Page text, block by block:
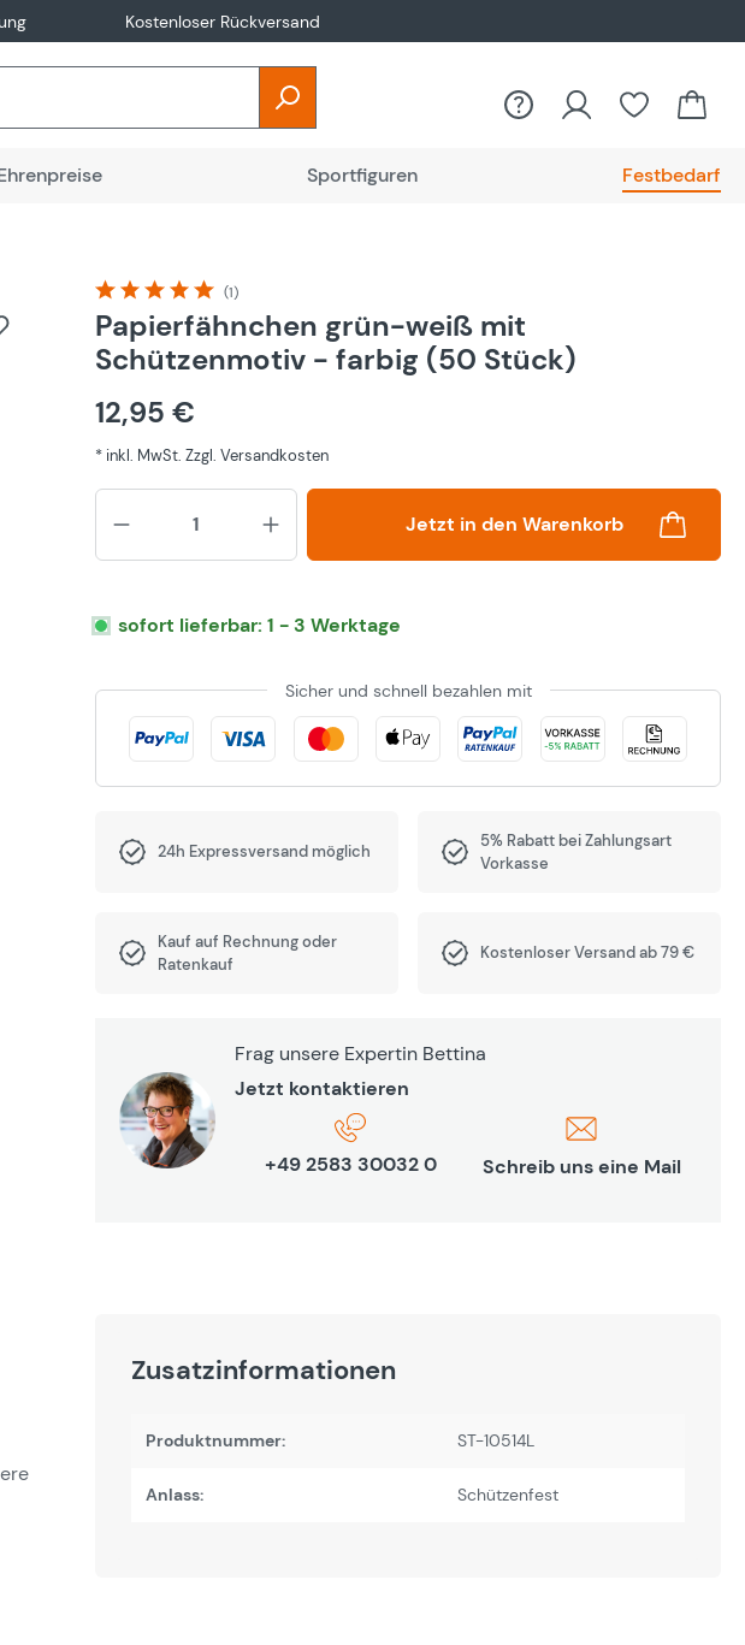
Kostenloser Rückversand
Sportfiguren Festbedarf
Durchschnittliche Bewertung von 5 von 5 Sternen
(1)
Papierfähnchen grün-weiß mit
Schützenmotiv - farbig (50 Stück)
12,95 €
* inkl. MwSt. Zzgl. Versandkosten
Produkt Anzahl: Gib den
Jetzt in den Warenkorb
sofort lieferbar: 1 - 3 Werktage
Sicher und schnell bezahlen mit
24h Expressversand möglich
5% Rabatt bei Zahlungsart
Vorkasse
Kauf auf Rechnung oder
Ratenkauf
Kostenloser Versand ab 79 €
Frag unsere Expertin Bettina
Jetzt kontaktieren
+49 2583 30032 0 Schreib uns eine Mail
Zusatzinformationen
Produktnummer: ST-10514L
Anlass: Schützenfest